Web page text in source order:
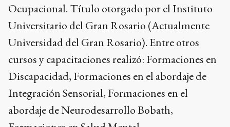
Ocupacional. Título otorgado por el Instituto
Universitario del Gran Rosario (Actualmente
Universidad del Gran Rosario). Entre otros
cursos y capacitaciones realizó: Formaciones en
Discapacidad, Formaciones en el abordaje de
Integración Sensorial, Formaciones en el
abordaje de Neurodesarrollo Bobath,